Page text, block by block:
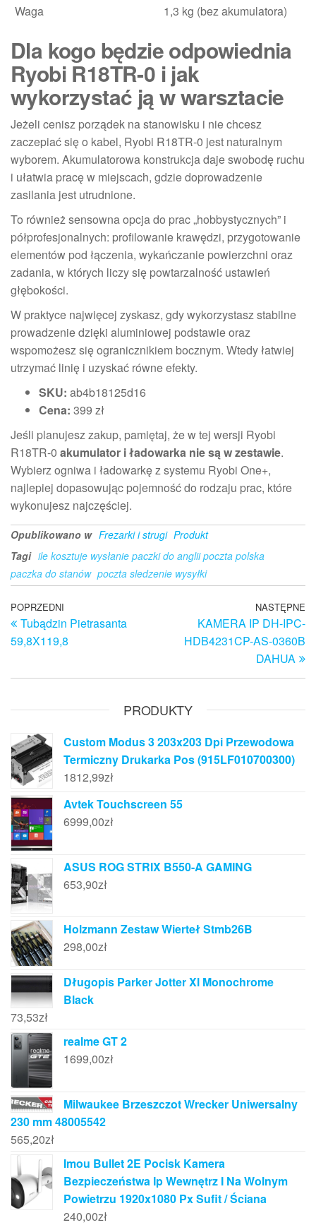
Waga 1,3 kg (bez akumulatora)
Dla kogo będzie odpowiednia
Ryobi R18TR-0 i jak
wykorzystać ją w warsztacie
Jeżeli cenisz porządek na stanowisku i nie chcesz
zaczepiać się o kabel, Ryobi R18TR-0 jest naturalnym
wyborem. Akumulatorowa konstrukcja daje swobodę ruchu
i ułatwia pracę w miejscach, gdzie doprowadzenie
zasilania jest utrudnione.
To również sensowna opcja do prac „hobbystycznych” i
półprofesjonalnych: profilowanie krawędzi, przygotowanie
elementów pod łączenia, wykańczanie powierzchni oraz
zadania, w których liczy się powtarzalność ustawień
głębokości.
W praktyce najwięcej zyskasz, gdy wykorzystasz stabilne
prowadzenie dzięki aluminiowej podstawie oraz
wspomożesz się ogranicznikiem bocznym. Wtedy łatwiej
utrzymać linię i uzyskać równe efekty.
SKU: ab4b18125d16
Cena: 399 zł
Jeśli planujesz zakup, pamiętaj, że w tej wersji Ryobi
R18TR-0 akumulator i ładowarka nie są w zestawie.
Wybierz ogniwa i ładowarkę z systemu Ryobi One+,
najlepiej dopasowując pojemność do rodzaju prac, które
wykonujesz najczęściej.
Opublikowano w Frezarki i strugi Produkt
Tagi ile kosztuje wysłanie paczki do anglii poczta polska
paczka do stanów poczta sledzenie wysyłki
Nawigacja
wpisu
Poprzedni
wpis
POPRZEDNI
Tubądzin Pietrasanta
59,8X119,8
NASTĘPNE
KAMERA IP DH-IPC-
HDB4231CP-AS-0360B
DAHUA
PRODUKTY
Custom Modus 3 203x203 Dpi Przewodowa
Termiczny Drukarka Pos (915LF010700300)
1812,99zł
Avtek Touchscreen 55
6999,00zł
ASUS ROG STRIX B550-A GAMING
653,90zł
Holzmann Zestaw Wierteł Stmb26B
298,00zł
Długopis Parker Jotter Xl Monochrome
Black
73,53zł
realme GT 2
1699,00zł
Milwaukee Brzeszczot Wrecker Uniwersalny
230 mm 48005542
565,20zł
Imou Bullet 2E Pocisk Kamera
Bezpieczeństwa Ip Wewnętrz I Na Wolnym
Powietrzu 1920x1080 Px Sufit / Ściana
240,00zł